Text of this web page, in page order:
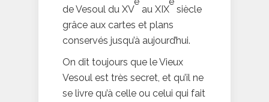
de Vesoul du XV
au XIX
siècle
grâce aux cartes et plans
conservés jusqu’à aujourd’hui.
On dit toujours que le Vieux
Vesoul est très secret, et qu’il ne
se livre qu’à celle ou celui qui fait